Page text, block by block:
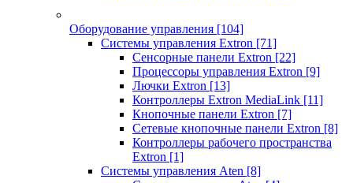
Оборудование управления [104]
Системы управления Extron [71]
Сенсорные панели Extron [22]
Процессоры управления Extron [9]
Лючки Extron [13]
Контроллеры Extron MediaLink [11]
Кнопочные панели Extron [7]
Сетевые кнопочные панели Extron [8]
Контроллеры рабочего пространства
Extron [1]
Системы управления Aten [8]